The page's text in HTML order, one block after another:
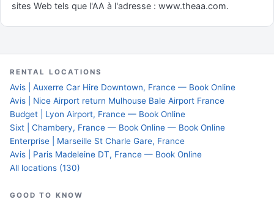
sites Web tels que l'AA à l'adresse : www.theaa.com.
RENTAL LOCATIONS
Avis | Auxerre Car Hire Downtown, France — Book Online
Avis | Nice Airport return Mulhouse Bale Airport France
Budget | Lyon Airport, France — Book Online
Sixt | Chambery, France — Book Online — Book Online
Enterprise | Marseille St Charle Gare, France
Avis | Paris Madeleine DT, France — Book Online
All locations (130)
GOOD TO KNOW